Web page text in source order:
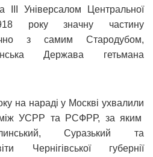
ІІІ Універсалом Центральної
року значну частину
з самим Стародубом,
Держава гетьмана
на нараді у Москві ухвалили
УСРР та РСФРР, за яким
Суразький та
Чернігівської губернії